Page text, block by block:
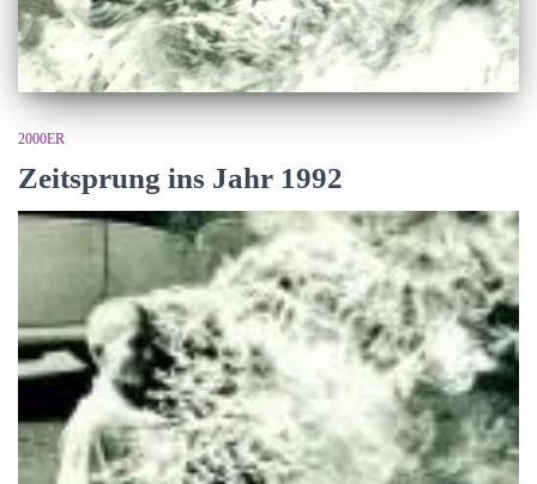
2000ER
Zeitsprung ins Jahr 1992